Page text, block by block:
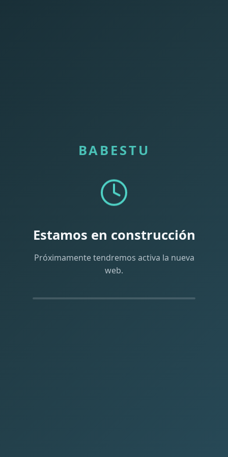
BABESTU
Estamos en construcción
Próximamente tendremos activa la nueva
web.